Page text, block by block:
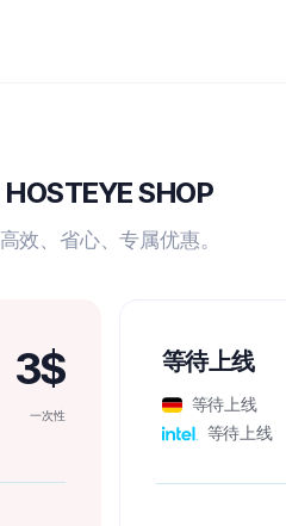
HOSTEYE SHOP
高效、省心、专属优惠。
3$
一次性
等待上线
等待上线
等待上线